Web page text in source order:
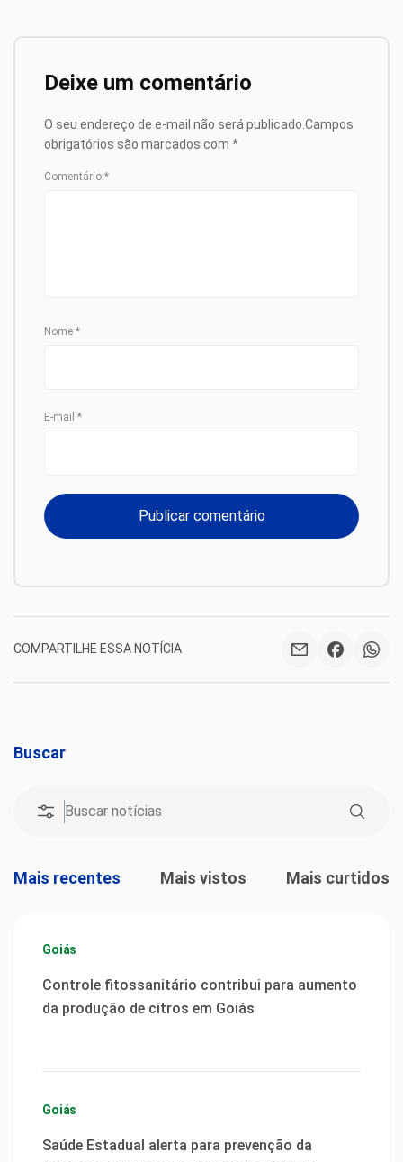
Deixe um comentário
O seu endereço de e-mail não será publicado. Campos
obrigatórios são marcados com *
Comentário *
Nome *
E-mail *
COMPARTILHE ESSA NOTÍCIA
Buscar
Mais recentes Mais vistos Mais curtidos
Goiás
Controle fitossanitário contribui para aumento
da produção de citros em Goiás
Goiás
Saúde Estadual alerta para prevenção da